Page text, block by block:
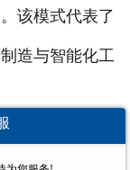
该模式代表了
造与智能化工
了从基础手动